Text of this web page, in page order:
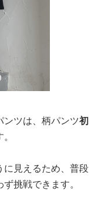
ツは、柄パンツ初
に見えるため、普段
挑戦できます。